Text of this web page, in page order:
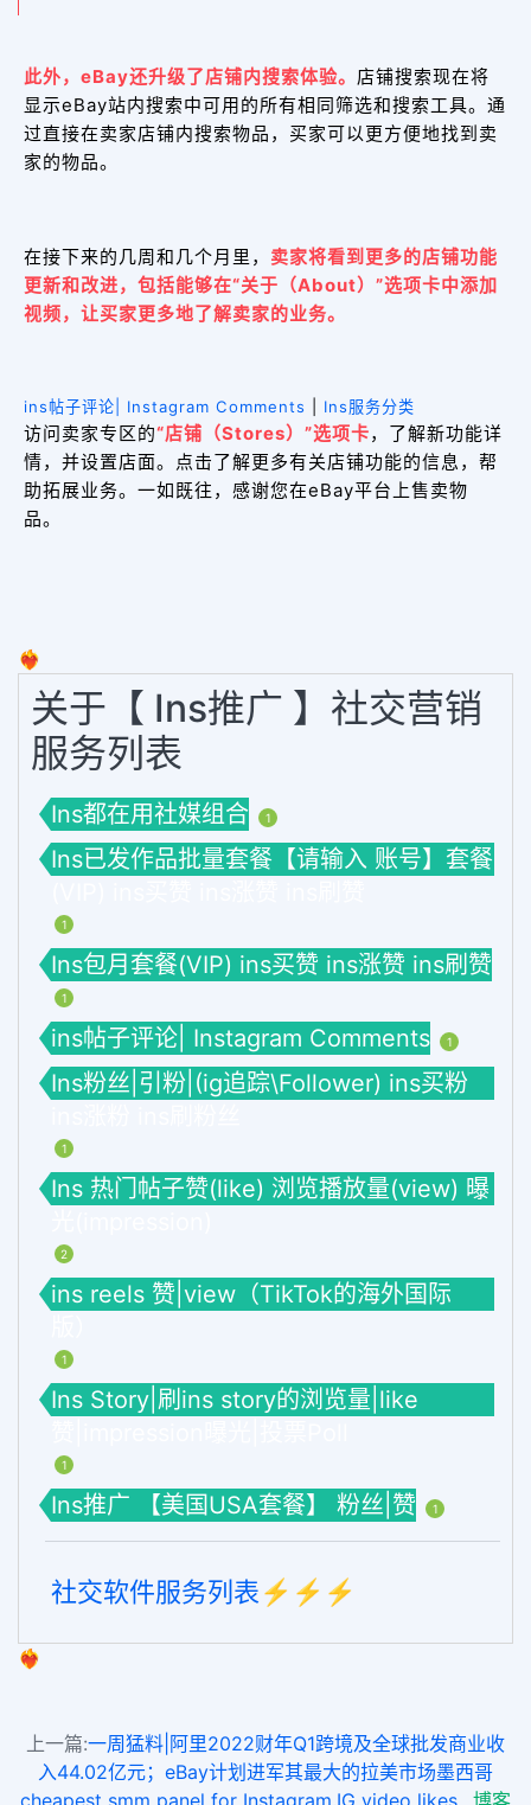
此外，eBay还升级了店铺内搜索体验。 店铺搜索现在将
显示eBay站内搜索中可用的所有相同筛选和搜索工具。通
过直接在卖家店铺内搜索物品，买家可以更方便地找到卖
家的物品。
在接下来的几周和几个月里， 卖家将看到更多的店铺功能
更新和改进，包括能够在“关于（About）”选项卡中添加
视频，让买家更多地了解卖家的业务。
ins帖子评论| Instagram Comments Ins服务分类
访问卖家专区的“店铺（Stores）”选项卡，了解新功能详
情，并设置店面。点击了解更多有关店铺功能的信息，帮
助拓展业务。一如既往，感谢您在eBay平台上售卖物
品。
❤️‍🔥
关于【 Ins推广 】社交营销
服务列表
Ins都在用社媒组合 1
Ins已发作品批量套餐【请输入 账号】套餐
1
Ins包月套餐(VIP) ins买赞 ins涨赞 ins刷赞
1
ins帖子评论| Instagram Comments 1
Ins粉丝|引粉|(ig追踪\Follower) ins买粉
1
Ins 热门帖子赞(like) 浏览播放量(view) 曝
2
ins reels 赞|view（TikTok的海外国际
1
Ins Story|刷ins story的浏览量|like
1
Ins推广 【美国USA套餐】 粉丝|赞 1
社交软件服务列表⚡️⚡️⚡️
❤️‍🔥
上一篇:一周猛料|阿里2022财年Q1跨境及全球批发商业收
入44.02亿元；eBay计划进军其最大的拉美市场墨西哥